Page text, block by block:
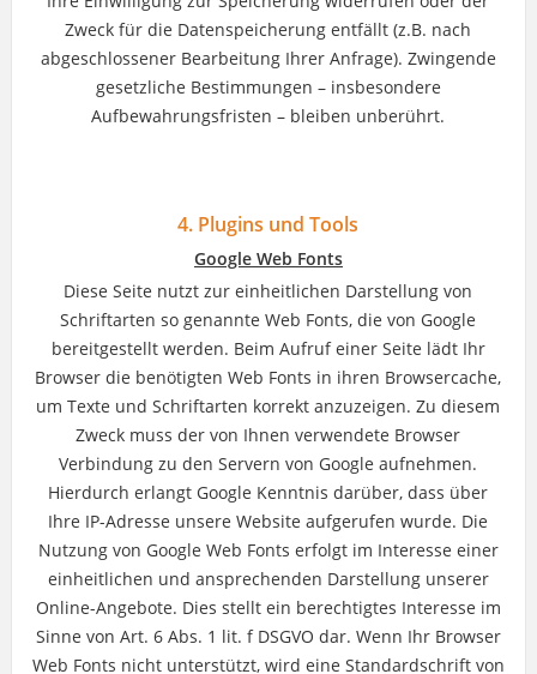
Zweck für die Datenspeicherung entfällt (z.B. nach
abgeschlossener Bearbeitung Ihrer Anfrage). Zwingende
gesetzliche Bestimmungen – insbesondere
Aufbewahrungsfristen – bleiben unberührt.
4. Plugins und Tools
Google Web Fonts
Diese Seite nutzt zur einheitlichen Darstellung von
Schriftarten so genannte Web Fonts, die von Google
bereitgestellt werden. Beim Aufruf einer Seite lädt Ihr
Browser die benötigten Web Fonts in ihren Browsercache,
um Texte und Schriftarten korrekt anzuzeigen. Zu diesem
Zweck muss der von Ihnen verwendete Browser
Verbindung zu den Servern von Google aufnehmen.
Hierdurch erlangt Google Kenntnis darüber, dass über
Ihre IP-Adresse unsere Website aufgerufen wurde. Die
Nutzung von Google Web Fonts erfolgt im Interesse einer
einheitlichen und ansprechenden Darstellung unserer
Online-Angebote. Dies stellt ein berechtigtes Interesse im
Sinne von Art. 6 Abs. 1 lit. f DSGVO dar. Wenn Ihr Browser
Web Fonts nicht unterstützt, wird eine Standardschrift von